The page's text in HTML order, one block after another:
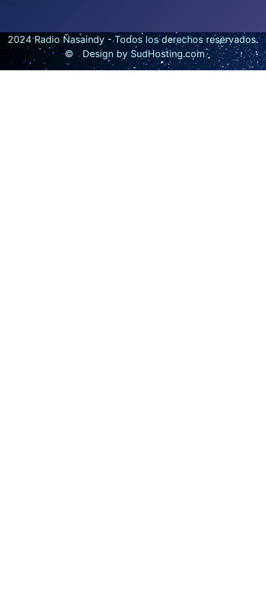
2024 Radio Ñasaindy - Todos los derechos reservados
© Design by SudHosting.com